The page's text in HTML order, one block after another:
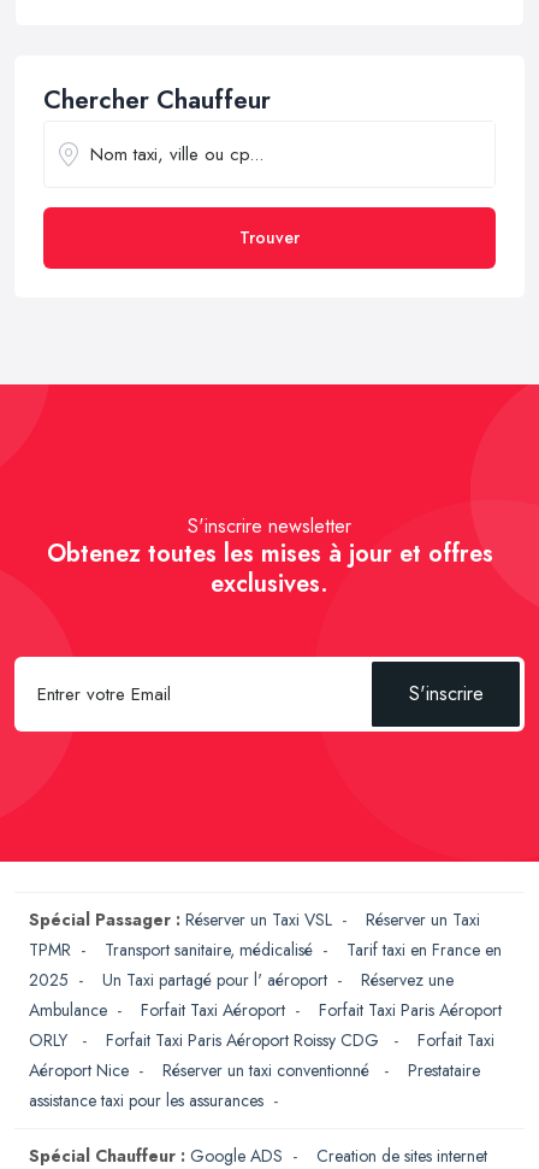
Chercher Chauffeur
Trouver
S'inscrire newsletter
Obtenez toutes les mises à jour et offres
exclusives.
S'inscrire
Spécial Passager : Réserver un Taxi VSL - Réserver un Taxi
TPMR - Transport sanitaire, médicalisé - Tarif taxi en France en
2025 - Un Taxi partagé pour l' aéroport - Réservez une
Ambulance - Forfait Taxi Aéroport - Forfait Taxi Paris Aéroport
ORLY
- Forfait Taxi Paris Aéroport Roissy CDG - Forfait Taxi
Aéroport Nice - Réserver un taxi conventionné - Prestataire
assistance taxi pour les assurances -
Spécial Chauffeur : Google ADS - Creation de sites internet